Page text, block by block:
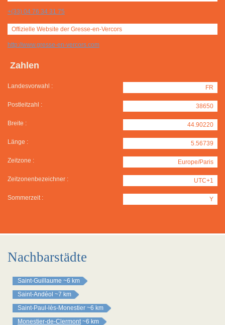
+(33) 04 76 34 31 75
Offizielle Website der Gresse-en-Vercors
http://www.gresse-en-vercors.com
Zahlen
Landesvorwahl : FR
Postleitzahl : 38650
Breite : 44.90220
Länge : 5.56739
Zeitzone : Europe/Paris
Zeitzonenbezeichner : UTC+1
Sommerzeit : Y
Nachbarstädte
Saint-Guillaume ~6 km
Saint-Andéol ~7 km
Saint-Paul-lès-Monestier ~6 km
Monestier-de-Clermont ~6 km